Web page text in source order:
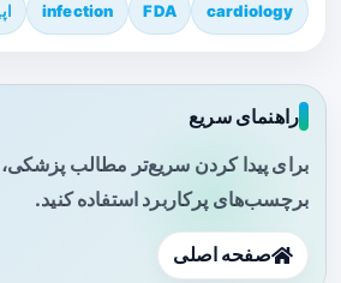
cardiology
FDA
infection
راهنمای سریع
برای پیدا کردن سریع‌تر مطالب پزشکی،
برچسب‌های پرکاربرد استفاده کنید.
صفحه اصلی